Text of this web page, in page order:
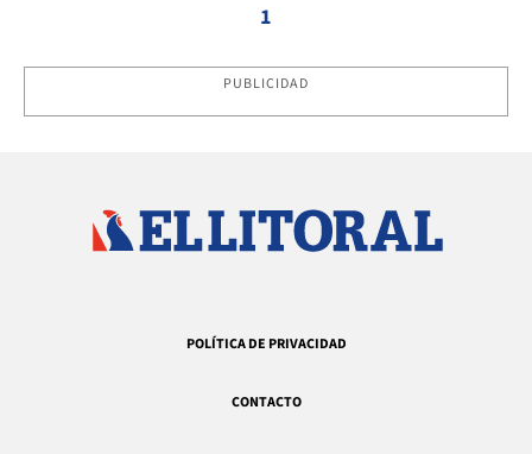
1
PUBLICIDAD
POLÍTICA DE PRIVACIDAD
CONTACTO